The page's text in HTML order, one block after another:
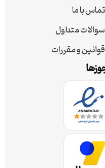
تماس با ما
سوالات متداول
قوانین و مقررات